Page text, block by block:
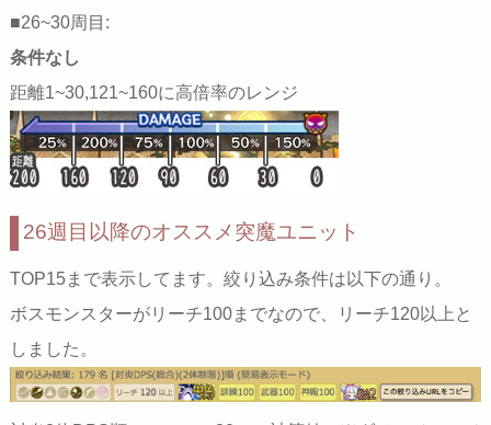
■26~30周目:
条件なし
距離1~30,121~160に高倍率のレンジ
26週目以降のオススメ突魔ユニット
TOP15まで表示してます。絞り込み条件は以下の通り。
ボスモンスターがリーチ100までなので、リーチ120以上と
しました。